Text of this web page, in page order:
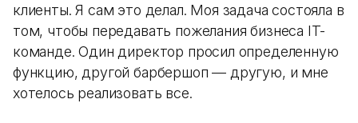
клиенты. Я сам это делал. Моя задача состояла в
том, чтобы передавать пожелания бизнеса IT-
команде. Один директор просил определенную
функцию, другой барбершоп — другую, и мне
хотелось реализовать все.